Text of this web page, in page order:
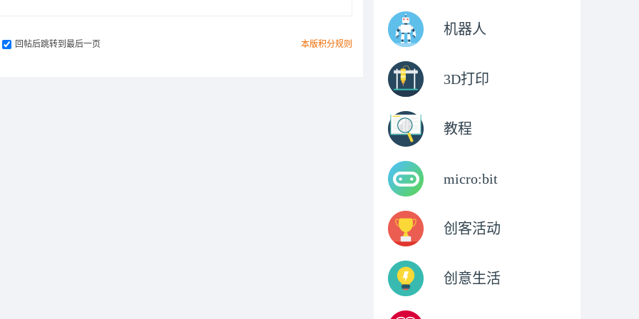
本版积分规则
回帖后跳转到最后一页
机器人
3D打印
教程
micro:bit
创客活动
创意生活